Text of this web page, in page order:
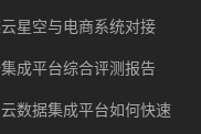
星空与电商系统对接
成平台综合评测报告
数据集成平台如何快速